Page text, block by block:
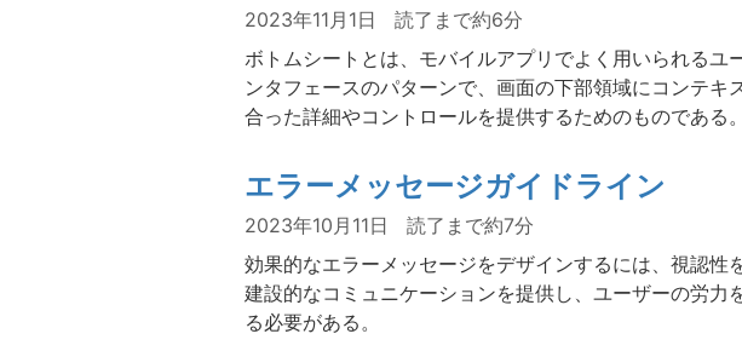
2023年11月1日
読了まで約6分
ボトムシートとは、モバイルアプリでよく用いられるユ
ンタフェースのパターンで、画面の下部領域にコンテキ
合った詳細やコントロールを提供するためのものである。
エラーメッセージガイドライン
2023年10月11日
読了まで約7分
効果的なエラーメッセージをデザインするには、視認性
建設的なコミュニケーションを提供し、ユーザーの労力
る必要がある。